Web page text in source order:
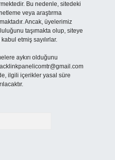
Bu nedenle, sitedeki
veya araştırma
Ancak, üyelerimiz
taşımakta olup, siteye
etmiş sayılırlar.
aykırı olduğunu
ilgili içerikler yasal süre